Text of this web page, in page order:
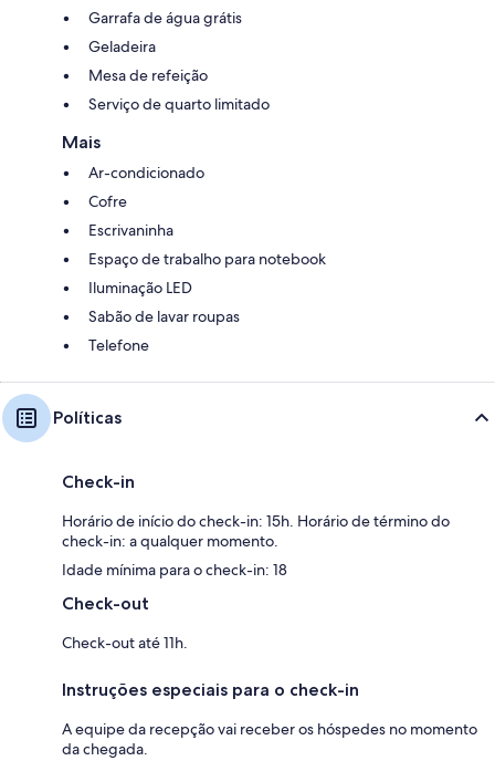
Garrafa de água grátis
Geladeira
Mesa de refeição
Serviço de quarto limitado
Mais
Ar-condicionado
Cofre
Escrivaninha
Espaço de trabalho para notebook
Iluminação LED
Sabão de lavar roupas
Telefone
Políticas
Check-in
Horário de início do check-in: 15h. Horário de término do
check-in: a qualquer momento.
Idade mínima para o check-in: 18
Check-out
Check-out até 11h.
Instruções especiais para o check-in
A equipe da recepção vai receber os hóspedes no momento
da chegada.